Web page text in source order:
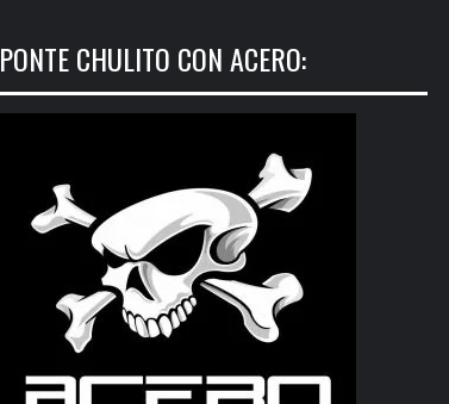
PONTE CHULITO CON ACERO: